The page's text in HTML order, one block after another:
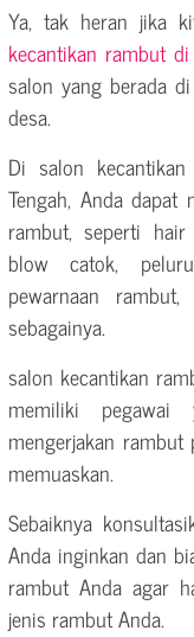
Ya, tak heran jika
kecantikan rambut
salon yang berada
desa.
Di salon
Tengah, Anda dapat
rambut, seperti
blow catok,
pewarnaan
sebagainya.
salon kecantikan
memiliki pegawai
mengerjakan
memuaskan.
Sebaiknya
Anda inginkan dan
rambut Anda agar
jenis rambut Anda.